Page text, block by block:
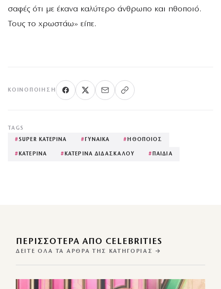
σαφές ότι με έκανα καλύτερο άνθρωπο και ηθοποιό.
Τους το χρωστάω» είπε.
ΚΟΙΝΟΠΟΊΗΣΗ
TAGS
#SUPER ΚΑΤΕΡΙΝΑ #ΓΥΝΑΙΚΑ #ΗΘΟΠΟΙΟΣ
#ΚΑΤΕΡΙΝΑ #ΚΑΤΕΡΙΝΑ ΔΙΔΑΣΚΑΛΟΥ #ΠΑΙΔΙΑ
ΠΕΡΙΣΣΌΤΕΡΑ ΑΠΌ CELEBRITIES
ΔΕΊΤΕ ΌΛΑ ΤΑ ΆΡΘΡΑ ΤΗΣ ΚΑΤΗΓΟΡΊΑΣ →